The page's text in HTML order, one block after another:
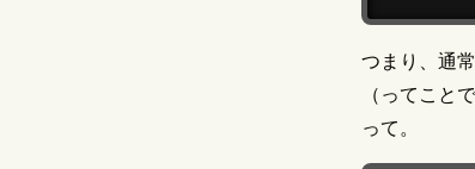
つまり、通常
（ってこと
って。